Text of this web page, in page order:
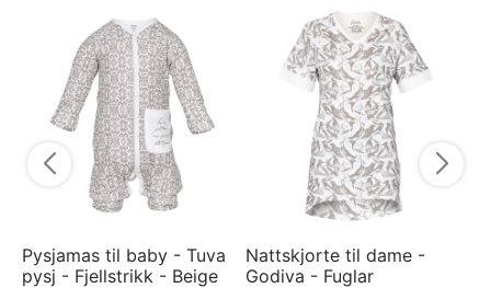
Pysjamas til baby - Tuva
pysj - Fjellstrikk - Beige
Nattskjorte til dame -
Godiva - Fuglar